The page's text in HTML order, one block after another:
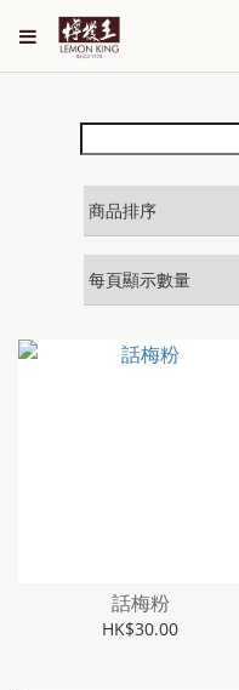
話梅粉
HK$30.00